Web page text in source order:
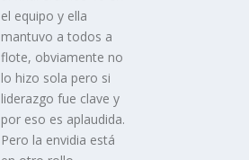
el equipo y ella
mantuvo a todos a
flote, obviamente no
lo hizo sola pero si
liderazgo fue clave y
por eso es aplaudida.
Pero la envidia está